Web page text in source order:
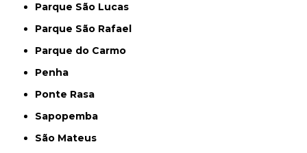
Parque São Lucas
Parque São Rafael
Parque do Carmo
Penha
Ponte Rasa
Sapopemba
São Mateus